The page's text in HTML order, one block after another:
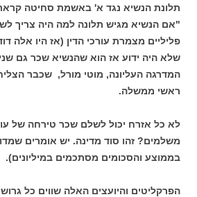
תלונת הנשיא נגד א' באשמת סחיטה
"אם הנשיא מגיש תלונה למה היה צריך
פליליים מצמרת עורכי הדין (אז היו אלה
שלא היה ידוע אז הוא שהנשיא שכר גם
המדרגה העליונה, מוטי מורל, שכבר
ראשי ממשלה.
לא כל אזרח יכול לשלם שכר טירחה של
בממוצע והסכומים מסתכמים במיליונים).
הפרקליטים והיועצים האלה שווים כל